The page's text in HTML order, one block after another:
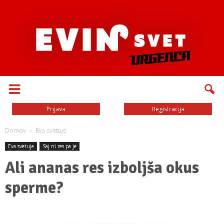
Prijava Registracija
Domov Eva svetuje
Eva svetuje Saj ni res pa je
Ali ananas res izboljša okus
sperme?